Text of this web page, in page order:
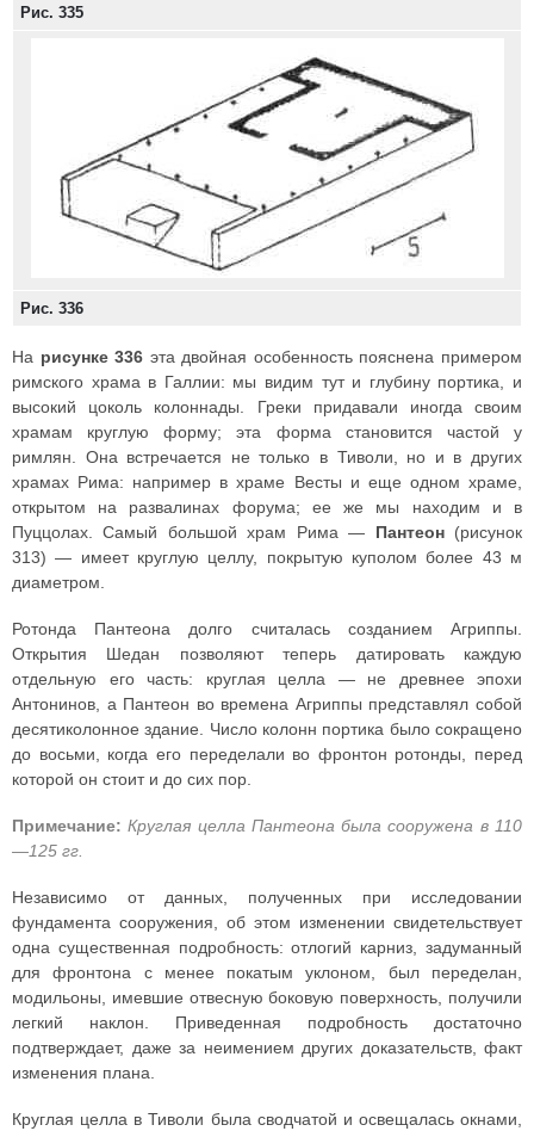
Рис. 335
Рис. 336
На рисунке 336 эта двойная особенность пояснена примером
римского храма в Галлии: мы видим тут и глубину портика, и
высокий цоколь колоннады. Греки придавали иногда своим
храмам круглую форму; эта форма становится частой у
римлян. Она встречается не только в Тиволи, но и в других
храмах Рима: например в храме Весты и еще одном храме,
открытом на развалинах форума; ее же мы находим и в
Пуццолах. Самый большой храм Рима — Пантеон(рисунок
313) — имеет круглую целлу, покрытую куполом более 43 м
диаметром.
Ротонда Пантеона долго считалась созданием Агриппы.
Открытия Шедан позволяют теперь датировать каждую
отдельную его часть: круглая целла — не древнее эпохи
Антонинов, а Пантеон во времена Агриппы представлял собой
десятиколонное здание. Число колонн портика было сокращено
до восьми, когда его переделали во фронтон ротонды, перед
которой он стоит и до сих пор.
Примечание: Круглая целла Пантеона была сооружена в 110
—125 гг.
Независимо от данных, полученных при исследовании
фундамента сооружения, об этом изменении свидетельствует
одна существенная подробность: отлогий карниз, задуманный
для фронтона с менее покатым уклоном, был переделан,
модильоны, имевшие отвесную боковую поверхность, получили
легкий наклон. Приведенная подробность достаточно
подтверждает, даже за неимением других доказательств, факт
изменения плана.
Круглая целла в Тиволи была сводчатой и освещалась окнами,